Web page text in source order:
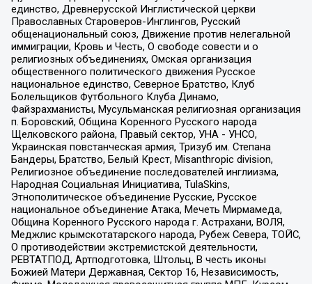
единство, Древнерусской Инглистической церкви
Православных Староверов-Инглингов, Русский
общенациональный союз, Движение против нелегальной
иммиграции, Кровь и Честь, О свободе совести и о
религиозных объединениях, Омская организация
общественного политического движения Русское
национальное единство, Северное Братство, Клуб
Болельщиков Футбольного Клуба Динамо,
Файзрахманисты, Мусульманская религиозная организация
п. Боровский, Община Коренного Русского народа
Щелковского района, Правый сектор, УНА - УНСО,
Украинская повстанческая армия, Тризуб им. Степана
Бандеры, Братство, Белый Крест, Misanthropic division,
Религиозное объединение последователей инглиизма,
Народная Социальная Инициатива, TulaSkins,
Этнополитическое объединение Русские, Русское
национальное объединение Атака, Мечеть Мирмамеда,
Община Коренного Русского народа г. Астрахани, ВОЛЯ,
Меджлис крымскотатарского народа, Рубеж Севера, ТОЙС,
О противодействии экстремистской деятельности,
РЕВТАТПОД, Артподготовка, Штольц, В честь иконы
Божией Матери Державная, Сектор 16, Независимость,